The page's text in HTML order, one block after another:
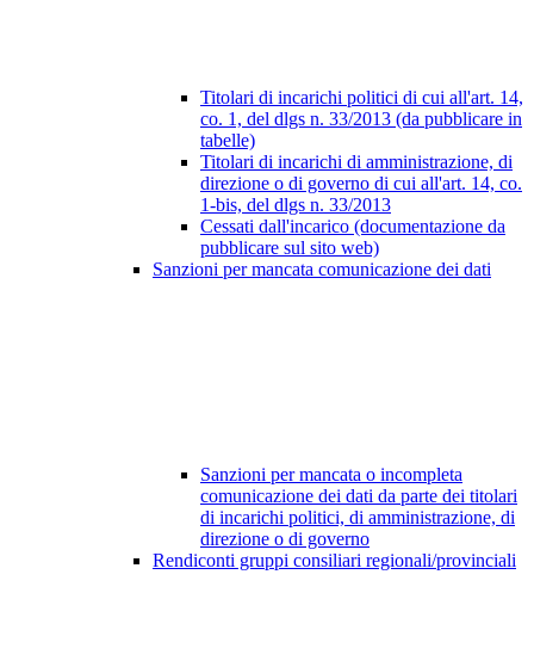
Titolari di incarichi politici di cui all'art. 14,
co. 1, del dlgs n. 33/2013 (da pubblicare in
tabelle)
Titolari di incarichi di amministrazione, di
direzione o di governo di cui all'art. 14, co.
1-bis, del dlgs n. 33/2013
Cessati dall'incarico (documentazione da
pubblicare sul sito web)
Sanzioni per mancata comunicazione dei dati
Sanzioni per mancata o incompleta
comunicazione dei dati da parte dei titolari
di incarichi politici, di amministrazione, di
direzione o di governo
Rendiconti gruppi consiliari regionali/provinciali